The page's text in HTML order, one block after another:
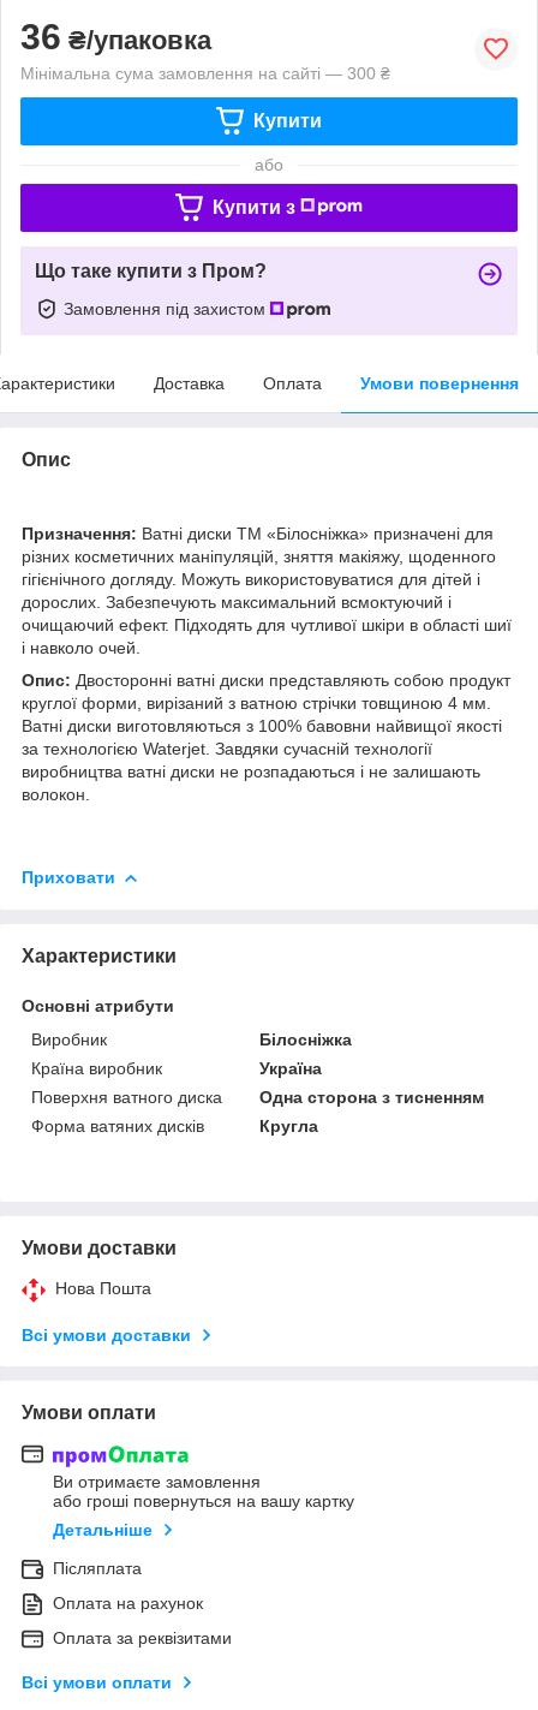
36 ₴/упаковка
Мінімальна сума замовлення на сайті — 300 ₴
Купити
або
Купити з
Що таке купити з Пром?
Замовлення під захистом
Доставка Оплата Умови повернення
Опис
Призначення: Ватні диски ТМ «Білосніжка» призначені для
різних косметичних маніпуляцій, зняття макіяжу, щоденного
гігієнічного догляду. Можуть використовуватися для дітей і
дорослих. Забезпечують максимальний всмоктуючий і
очищаючий ефект. Підходять для чутливої шкіри в області шиї
і навколо очей.
Опис: Двосторонні ватні диски представляють собою продукт
круглої форми, вирізаний з ватною стрічки товщиною 4 мм.
Ватні диски виготовляються з 100% бавовни найвищої якості
за технологією Waterjet. Завдяки сучасній технології
виробництва ватні диски не розпадаються і не залишають
волокон.
Приховати
Характеристики
Основні атрибути
Виробник
Білосніжка
Країна виробник
Україна
Поверхня ватного диска
Одна сторона з тисненням
Форма ватяних дисків
Кругла
Умови доставки
Нова Пошта
Всі умови доставки
Умови оплати
Ви отримаєте замовлення
або гроші повернуться на вашу картку
Детальніше
Післяплата
Оплата на рахунок
Оплата за реквізитами
Всі умови оплати